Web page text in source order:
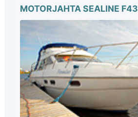
MOTORJAHTA SEALINE F43